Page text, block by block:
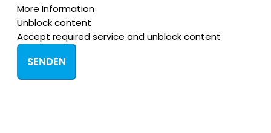
More Information
Unblock content
Accept required service and unblock content
SENDEN